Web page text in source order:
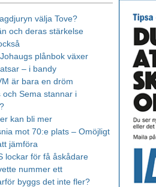
välja Tove?
och deras stärkelse
plånbok växer
– i bandy
är bara en dröm
och Sema stannar i
kan bli mer
mot 70:e plats – Omöjligt
jämföra
lockar för få åskådare
nummer ett
byggs det inte fler?